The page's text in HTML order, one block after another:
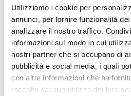
Utilizziamo i cookie per
annunci, per fornire funzionalità
analizzare il nostro traffico.
informazioni sul modo in cui
nostri partner che si occupano di
pubblicità e social media, i quali
con altre informazioni che ha
raccolto dal suo utilizzo dei loro
INVIA COMMENTO